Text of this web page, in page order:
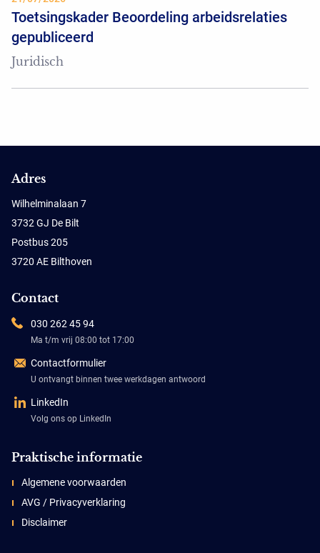
Toetsingskader Beoordeling arbeidsrelaties
gepubliceerd
Juridisch
Adres
Wilhelminalaan 7
3732 GJ De Bilt
Postbus 205
3720 AE Bilthoven
Contact
030 262 45 94
Ma t/m vrij 08:00 tot 17:00
Contactformulier
U ontvangt binnen twee werkdagen antwoord
LinkedIn
Volg ons op LinkedIn
Praktische informatie
Algemene voorwaarden
AVG / Privacyverklaring
Disclaimer